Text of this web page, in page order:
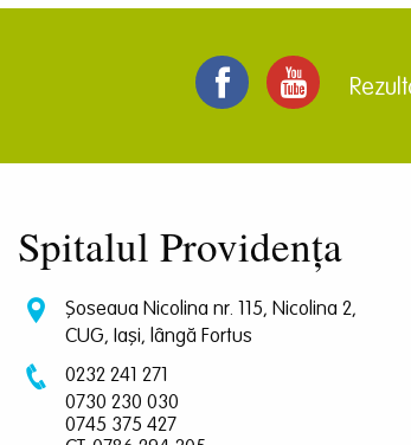
Spitalul Providența
Șoseaua Nicolina nr. 115, Nicolina 2,
CUG, Iași, lângă Fortus
0232 241 271
0730 230 030
0745 375 427